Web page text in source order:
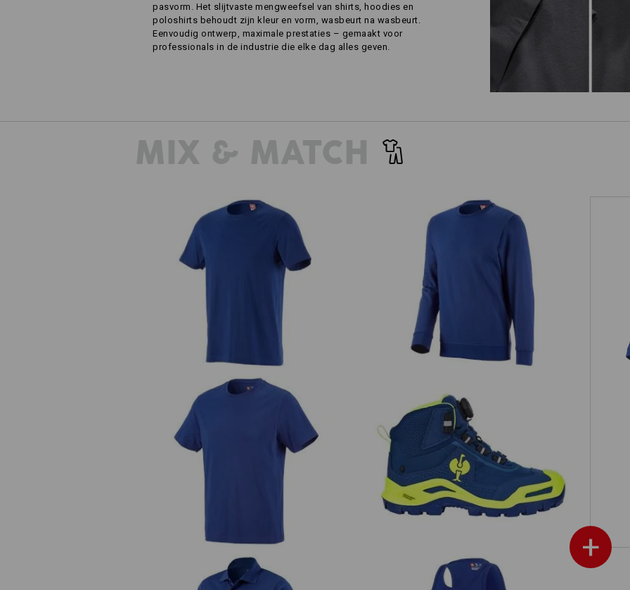
pasvorm. Het slijtvaste mengweefsel van shirts, hoodies en
poloshirts behoudt zijn kleur en vorm, wasbeurt na wasbeurt.
Eenvoudig ontwerp, maximale prestaties – gemaakt voor
professionals in de industrie die elke dag alles geven.
MIX & MATCH
+
T-Shirt e.s.industry Sweatshirt e.s.industry
e.s. T-Shirt cotton
S3 Veiligheidsschoenen e.s. Kastra II
mid